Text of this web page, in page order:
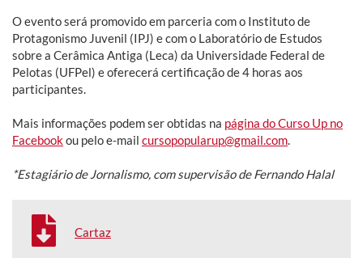
O evento será promovido em parceria com o Instituto de
Protagonismo Juvenil (IPJ) e com o Laboratório de Estudos
sobre a Cerâmica Antiga (Leca) da Universidade Federal de
Pelotas (UFPel) e oferecerá certificação de 4 horas aos
participantes.
Mais informações podem ser obtidas na página do Curso Up no
Facebookou pelo e-mail cursopopularup@gmail.com.
*Estagiário de Jornalismo, com supervisão de Fernando Halal
Cartaz